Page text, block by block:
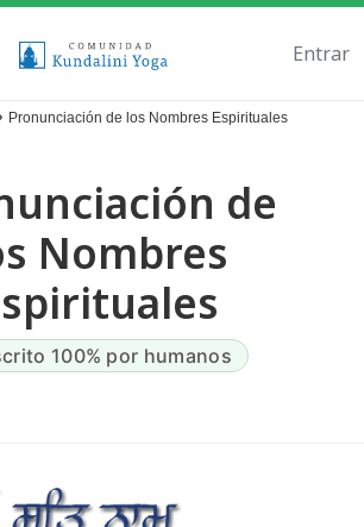
Entrar
Pronunciación de los Nombres Espirituales
de
Nombres
100% por humanos